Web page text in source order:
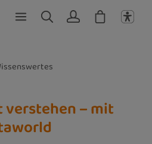
verstehen – mit